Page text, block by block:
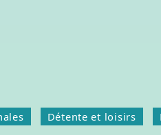
Détente et loisirs